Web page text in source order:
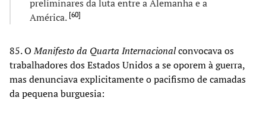
preliminares da luta entre a Alemanha e a
América. [60]
85. OManifesto da Quarta Internacionalconvocava os
trabalhadores dos Estados Unidos a se oporem à guerra,
mas denunciava explicitamente o pacifismo de camadas
da pequena burguesia: